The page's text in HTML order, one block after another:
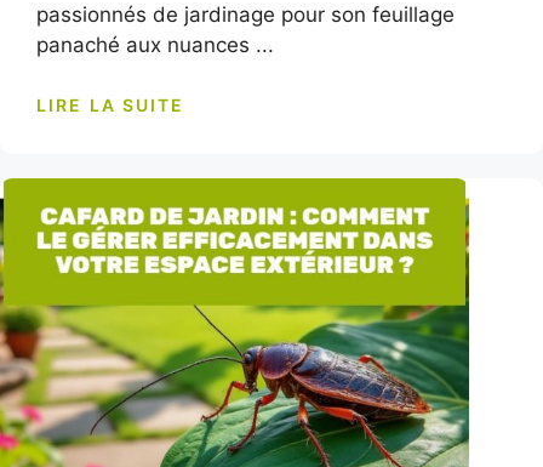
passionnés de jardinage pour son feuillage
panaché aux nuances ...
LIRE LA SUITE